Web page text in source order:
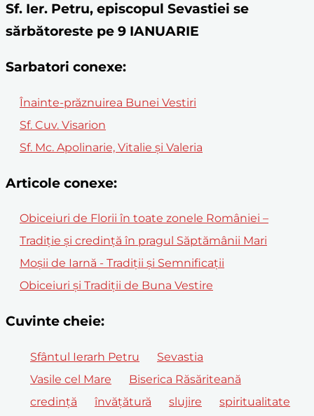
Sf. Ier. Petru, episcopul Sevastiei se
sărbătoreste pe 9 IANUARIE
Sarbatori conexe:
Înainte-prăznuirea Bunei Vestiri
Sf. Cuv. Visarion
Sf. Mc. Apolinarie, Vitalie și Valeria
Articole conexe:
Obiceiuri de Florii în toate zonele României –
Tradiție și credință în pragul Săptămânii Mari
Moșii de Iarnă - Tradiții și Semnificații
Obiceiuri și Tradiții de Buna Vestire
Cuvinte cheie:
Sfântul Ierarh Petru
Sevastia
Vasile cel Mare
Biserica Răsăriteană
credință
învățătură slujire spiritualitate